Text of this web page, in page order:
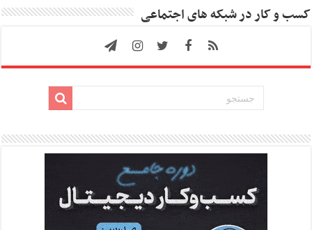
کسب و کار در شبکه های اجتماعی